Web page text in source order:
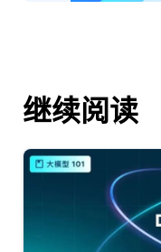
继续阅读